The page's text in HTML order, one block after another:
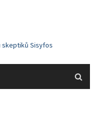
skeptiků Sisyfos